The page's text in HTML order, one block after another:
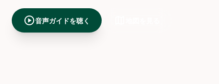
play_circle音声ガイドを聴く